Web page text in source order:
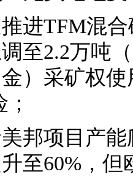
进TFM混合
至2.2万吨
）采矿权使
邦项目产
至60%，但